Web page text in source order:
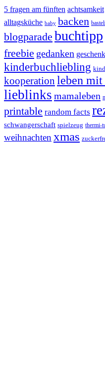
5 fragen am fünften achtsamkeit
alltagsküche baby backen
blogparade buchtipp
freebie gedanken
kinderbuchliebling
kooperation leben
lieblinks mamaleben
printable random facts
schwangerschaft spielzeug thermi-
weihnachten xmas